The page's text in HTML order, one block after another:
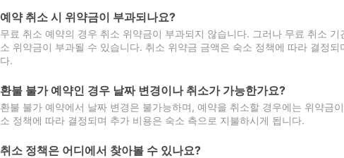
예약 취소 시 위약금이 부과되나요?
무료 취소 예약의 경우 취소 위약금이 부과되지 않습니다. 그러나 무료 취소
소 위약금이 부과될 수 있습니다. 취소 위약금 금액은 숙소 정책에 따라 결정
다.
환불 불가 예약인 경우 날짜 변경이나 취소가 가능한가요?
환불 불가 예약에서 날짜 변경은 불가능하며, 예약을 취소할 경우에는 위약금
소 정책에 따라 결정되며 추가 비용은 숙소 측으로 지불하시게 됩니다.
취소 정책은 어디에서 찾아볼 수 있나요?